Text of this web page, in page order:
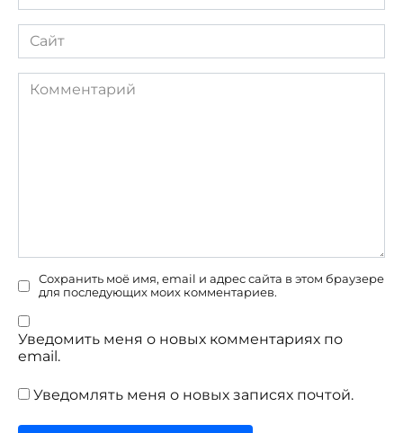
Сайт
Комментарий
Сохранить моё имя, email и адрес сайта в этом браузере
для последующих моих комментариев.
Уведомить меня о новых комментариях по
email.
Уведомлять меня о новых записях почтой.